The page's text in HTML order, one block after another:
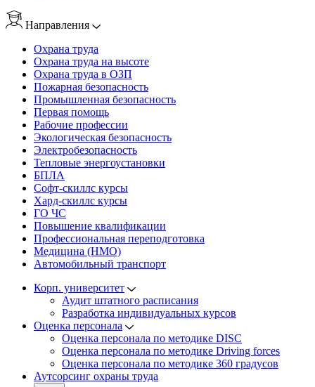
Направления
Охрана труда
Охрана труда на высоте
Охрана труда в ОЗП
Пожарная безопасность
Промышленная безопасность
Первая помощь
Рабочие профессии
Экологическая безопасность
Электробезопасность
Тепловые энергоустановки
БПЛА
Софт-скиллс курсы
Хард-скиллс курсы
ГО ЧС
Повышение квалификации
Профессиональная переподготовка
Медицина (НМО)
Автомобильный транспорт
Корп. университет
Аудит штатного расписания
Разработка индивидуальных курсов
Оценка персонала
Оценка персонала по методике DISC
Оценка персонала по методике Driving forces
Оценка персонала по методике 360 градусов
Аутсорсинг охраны труда